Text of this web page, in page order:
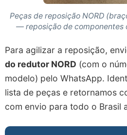
Peças de reposição NORD
— reposição de componentes
Para agilizar a reposição,
do redutor NORD (com o
modelo) pelo WhatsApp.
lista de peças e retornamos
com envio para todo o Brasil